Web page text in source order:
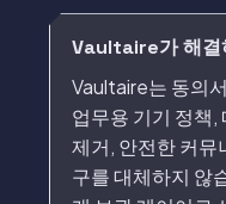
Vaultaire가 해결
Vaultaire는 동의
업무용 기기 정책,
제거, 안전한 커뮤
구를 대체하지 않